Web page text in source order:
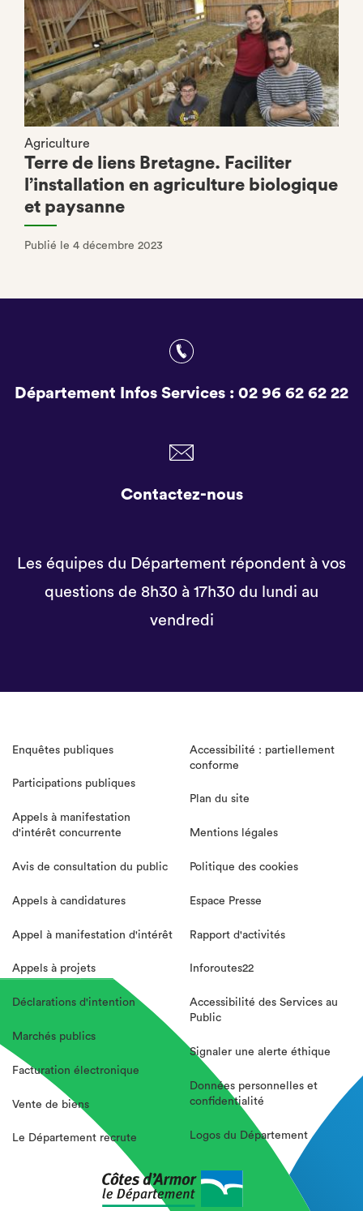
Agriculture
Terre de liens Bretagne. Faciliter
l’installation en agriculture biologique
et paysanne
Publié le 4 décembre 2023
Département Infos Services : 02 96 62 62 22
Contactez-nous
Les équipes du Département répondent à vos
questions de 8h30 à 17h30 du lundi au
vendredi
Enquêtes publiques
Participations publiques
Appels à manifestation
d'intérêt concurrente
Avis de consultation du public
Appels à candidatures
Appel à manifestation d'intérêt
Appels à projets
Déclarations d'intention
Marchés publics
Facturation électronique
Vente de biens
Le Département recrute
Accessibilité : partiellement
conforme
Plan du site
Mentions légales
Politique des cookies
Espace Presse
Rapport d'activités
Inforoutes22
Accessibilité des Services au
Public
Signaler une alerte éthique
Données personnelles et
confidentialité
Logos du Département